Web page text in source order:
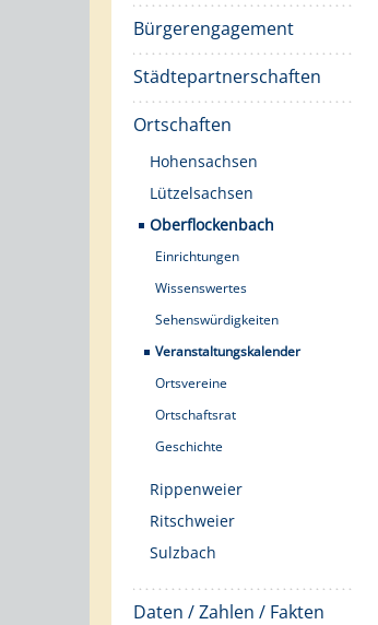
Bürgerengagement
Städtepartnerschaften
Ortschaften
Hohensachsen
Lützelsachsen
Oberflockenbach
Einrichtungen
Wissenswertes
Sehenswürdigkeiten
Veranstaltungskalender
Ortsvereine
Ortschaftsrat
Geschichte
Rippenweier
Ritschweier
Sulzbach
Daten / Zahlen / Fakten